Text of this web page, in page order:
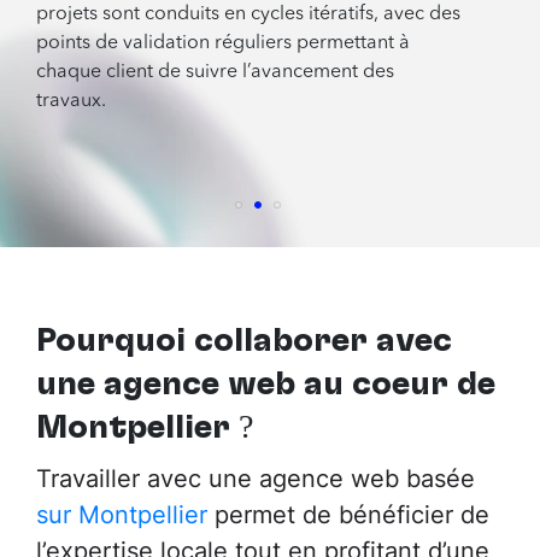
projets sont conduits en cycles itératifs, avec des
points de validation réguliers permettant à
chaque client de suivre l’avancement des
travaux.
Pourquoi collaborer avec
une agence web au cœur de
Montpellier ?
Travailler avec une agence web basée
sur Montpellier permet de bénéficier de
l’expertise locale tout en profitant d’une